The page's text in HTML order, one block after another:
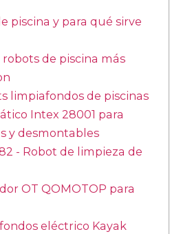
piscina y para qué sirve
robots de piscina más
limpiafondos de piscinas
Intex 28001 para
y desmontables
- Robot de limpieza de
OT QOMOTOP para
eléctrico Kayak